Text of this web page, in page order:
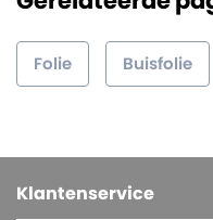
Folie Buisfolie
Klantenservice